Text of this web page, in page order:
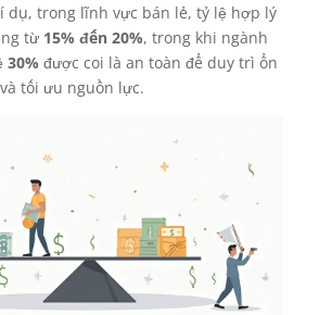
dụ, trong lĩnh vực bán lẻ, tỷ lệ hợp lý
từ 15% đến 20%, trong khi ngành
30% được coi là an toàn để duy trì ổn
tối ưu nguồn lực.